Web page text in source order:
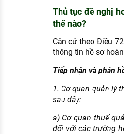
Thủ tục đề nghị
thế nào?
Căn cứ theo Điều
thông tin hồ sơ
Tiếp nhận và phản
1. Cơ quan quản lý
sau đây:
a) Cơ quan thuế
đối với các trường